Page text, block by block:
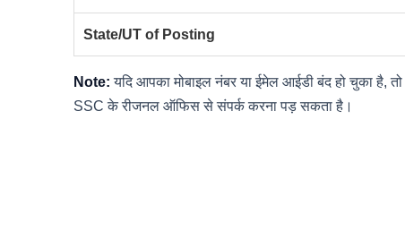
State/UT of Posting
Note: यदि आपका मोबाइल नंबर या ईमेल आईडी बंद हो चुका है,
SSC के रीजनल ऑफिस से संपर्क करना पड़ सकता है।